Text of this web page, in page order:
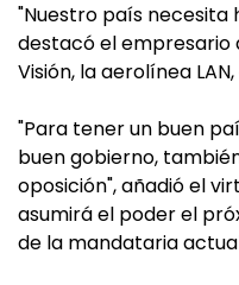
"Nuestro país necesita
destacó el empresario
Visión, la aerolínea
"Para tener un buen
buen gobierno,
oposición", añadió el
asumirá el poder el
de la mandataria